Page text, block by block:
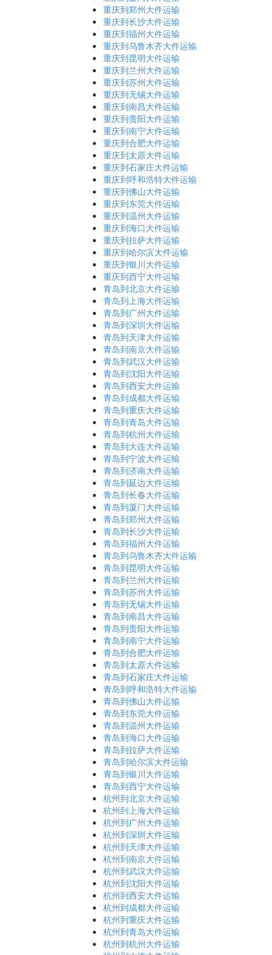
重庆到郑州大件运输
重庆到长沙大件运输
重庆到福州大件运输
重庆到乌鲁木齐大件运输
重庆到昆明大件运输
重庆到兰州大件运输
重庆到苏州大件运输
重庆到无锡大件运输
重庆到南昌大件运输
重庆到贵阳大件运输
重庆到南宁大件运输
重庆到合肥大件运输
重庆到太原大件运输
重庆到石家庄大件运输
重庆到呼和浩特大件运输
重庆到佛山大件运输
重庆到东莞大件运输
重庆到温州大件运输
重庆到海口大件运输
重庆到拉萨大件运输
重庆到哈尔滨大件运输
重庆到银川大件运输
重庆到西宁大件运输
青岛到北京大件运输
青岛到上海大件运输
青岛到广州大件运输
青岛到深圳大件运输
青岛到天津大件运输
青岛到南京大件运输
青岛到武汉大件运输
青岛到沈阳大件运输
青岛到西安大件运输
青岛到成都大件运输
青岛到重庆大件运输
青岛到青岛大件运输
青岛到杭州大件运输
青岛到大连大件运输
青岛到宁波大件运输
青岛到济南大件运输
青岛到延边大件运输
青岛到长春大件运输
青岛到厦门大件运输
青岛到郑州大件运输
青岛到长沙大件运输
青岛到福州大件运输
青岛到乌鲁木齐大件运输
青岛到昆明大件运输
青岛到兰州大件运输
青岛到苏州大件运输
青岛到无锡大件运输
青岛到南昌大件运输
青岛到贵阳大件运输
青岛到南宁大件运输
青岛到合肥大件运输
青岛到太原大件运输
青岛到石家庄大件运输
青岛到呼和浩特大件运输
青岛到佛山大件运输
青岛到东莞大件运输
青岛到温州大件运输
青岛到海口大件运输
青岛到拉萨大件运输
青岛到哈尔滨大件运输
青岛到银川大件运输
青岛到西宁大件运输
杭州到北京大件运输
杭州到上海大件运输
杭州到广州大件运输
杭州到深圳大件运输
杭州到天津大件运输
杭州到南京大件运输
杭州到武汉大件运输
杭州到沈阳大件运输
杭州到西安大件运输
杭州到成都大件运输
杭州到重庆大件运输
杭州到青岛大件运输
杭州到杭州大件运输